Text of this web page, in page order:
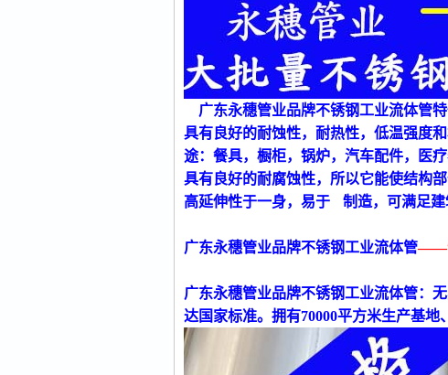
广东永穗管业品牌不锈钢工业流体管特
具有良好的耐蚀性，耐热性，低温强度
途：餐具，橱柜，锅炉，汽车配件，医
具有良好的耐腐蚀性，所以它能使结构
高延伸性于一身，易于 制造，可满足建
广东永穗管业品牌不锈钢工业流体管——“
广东永穗管业品牌不锈钢工业流体管：
达国家标准。拥有70000平方米生产基地